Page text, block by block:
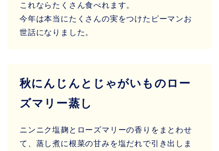
これならたくさん食べれます。
今年は本当にたくさんの実をつけたピーマンお
世話になりました。
秋にんじんとじゃがいものロー
ズマリー蒸し
ニンニク塩麹とローズマリーの香りをまとわせ
て、蒸し煮に根菜の甘みを塩だれで引き出しま